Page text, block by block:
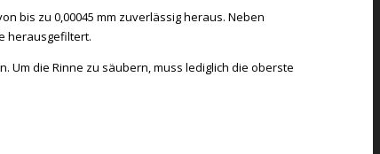
bis zu 0,00045 mm zuverlässig heraus. Neben
herausgefiltert.
die Rinne zu säubern, muss lediglich die oberste